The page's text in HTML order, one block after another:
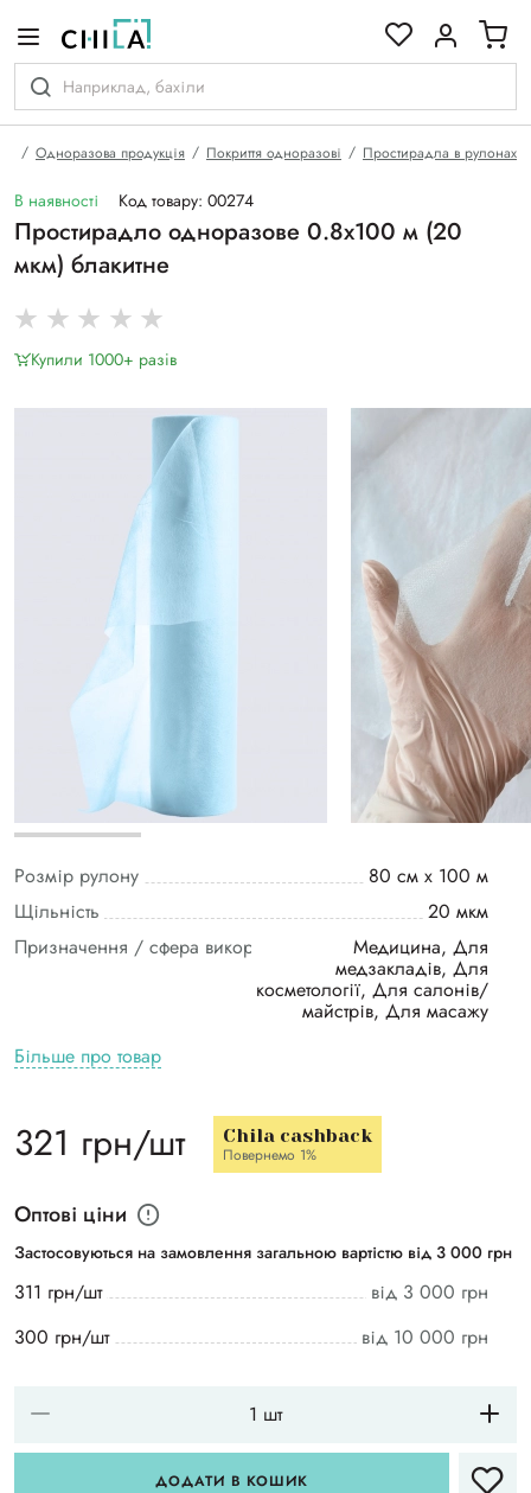
Одноразова продукція Покриття одноразові Простирадла в рулонах
В наявності Код товару: 00274
Простирадло одноразове 0.8х100 м (20
мкм) блакитне
Купили 1000+ разiв
Розмір рулону
80 см х 100 м
Щільність
20 мкм
Призначення / сфера використання
Медицина, Для
медзакладів, Для
косметології, Для салонів/
майстрів, Для масажу
Більше про товар
321 грн/шт Chila cashback
Повернемо 1%
Оптові ціни
Застосовуються на замовлення загальною вартістю від 3 000 грн
311 грн/шт
від 3 000 грн
300 грн/шт
від 10 000 грн
ДОДАТИ В КОШИК
гамі